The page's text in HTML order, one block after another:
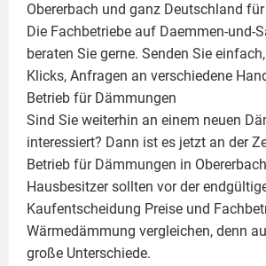
Obererbach und ganz Deutschland
Die Fachbetriebe auf Daemmen-und-
beraten Sie gerne. Senden Sie
Klicks, Anfragen an verschiedene
Betrieb für Dämmungen
Sind Sie weiterhin an einem neuen
interessiert? Dann ist es jetzt an der
Betrieb für Dämmungen in
Hausbesitzer sollten vor der
Kaufentscheidung Preise und
Wärmedämmung vergleichen, denn
große Unterschiede.